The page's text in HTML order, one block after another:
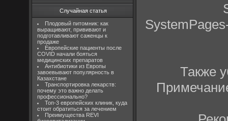
Случайная статья
Плодовый питомник: как
выращивают, прививают и
подготавливают саженцы к
продаже
Европейские пациенты после
COVID начали бояться
медицинских препаратов
Антибиотики из Европы
завоевывают популярность в
Казахстане
Транспортировка лекарств:
почему это важно делать
профессионально?
Топ-3 европейских клиник, куда
стоит обратиться за лечением
Преимущества REVI
Также